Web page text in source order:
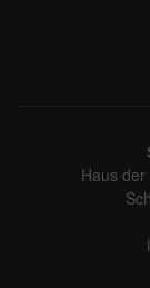
Haus